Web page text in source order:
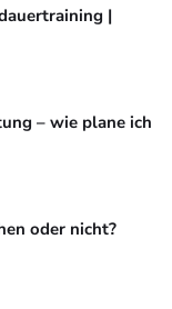
|
– wie plane ich
oder nicht?